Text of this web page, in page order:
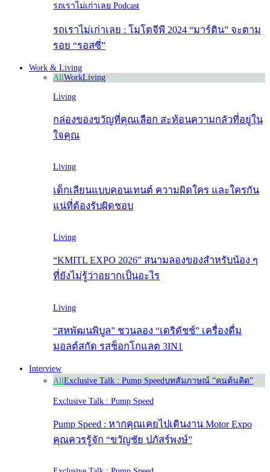
รถเราไม่เก่าเลย Podcast
รถเราไม่เก่าเลย : โมโตจีพี 2024 “มาร์ติน” จะตาม
รอย “รอสซี่”
Work & Living
AllWorkLiving
Living
กล่องของขวัญที่คุณเลือก สะท้อนความกลัวที่อยู่ใน
ใจคุณ
Living
เด็กเลียนแบบคอนเทนต์ ความผิดใคร และใครกัน
แน่ที่ต้องรับผิดชอบ
Living
“KMITL EXPO 2026” สนามลองของสำหรับน้อง ๆ
ที่ยังไม่รู้ว่าอยากเป็นอะไร
Living
“สหพัฒนพิบูล” ชวนลอง “เดริดัชช์” เครื่องดื่ม
มอลต์สกัด รสช็อกโกแลต 3IN1
Interview
AllExclusive Talk : Pump Speedบทสัมภาษณ์ “คนต้นคิด”
Exclusive Talk : Pump Speed
Pump Speed : หากคุณเคยไปเดินงาน Motor Expo
คุณควรรู้จัก “ขวัญชัย ปภัสร์พงษ์”